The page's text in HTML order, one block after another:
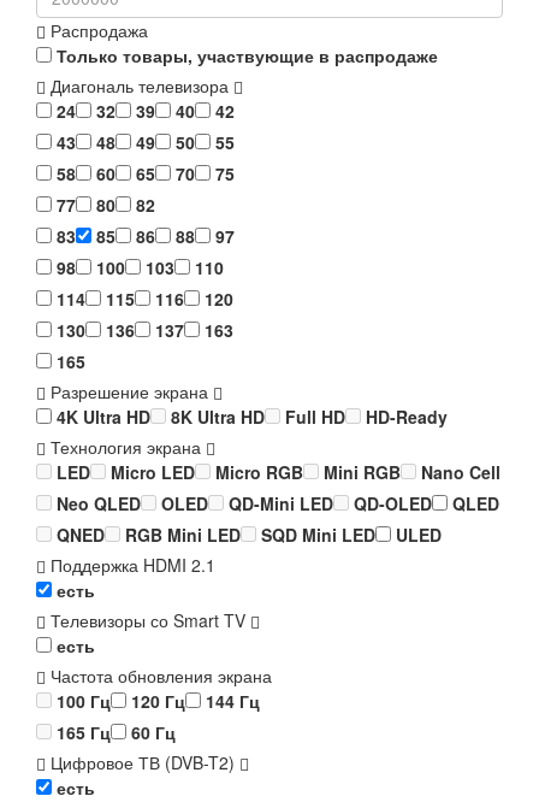
Распродажа
Только товары, участвующие в распродаже
Диагональ телевизора
24
32 39 40
42
43
48 49 50
55
58
60 65 70
75
77
80
82
83
85 86 88
97
98
100 103
110
114
115 116
120
130
136 137
163
165
Разрешение экрана
4K Ultra HD
8K Ultra HD Full HD
HD-Ready
Технология экрана
LED
Micro LED Micro RGB Mini RGB
Nano Cell
Neo QLED
OLED QD-Mini LED QD-OLED
QLED
QNED
RGB Mini LED SQD Mini LED
ULED
Поддержка HDMI 2.1
есть
Телевизоры со Smart TV
есть
Частота обновления экрана
100 Гц
120 Гц
144 Гц
165 Гц
60 Гц
Цифровое ТВ (DVB-T2)
есть